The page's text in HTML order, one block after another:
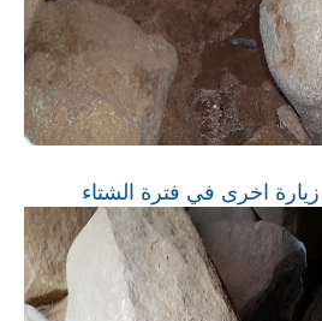
اخرى في فترة الشتاء